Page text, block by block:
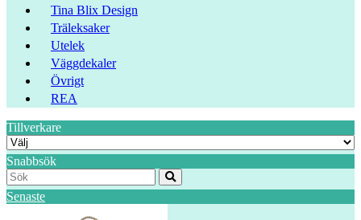
Tina Blix Design
Träleksaker
Utelek
Väggdekaler
Övrigt
REA
Tillverkare
Snabbsök
Senaste